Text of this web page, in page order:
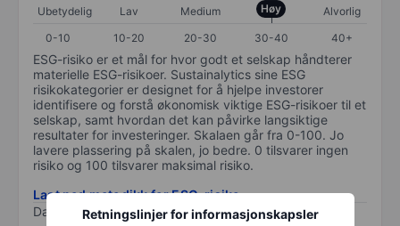
Retningslinjer for informasjonskapsler
Ubetydelig Lav Medium Høy
Alvorlig
0-10
10-20 20-30 30-40 40+
ESG-risiko er et mål for hvor godt et selskap håndterer
materielle ESG-risikoer. Sustainalytics sine ESG
risikokategorier er designet for å hjelpe investorer
identifisere og forstå økonomisk viktige ESG-risikoer til et
selskap, samt hvordan det kan påvirke langsiktige
resultater for investeringer. Skalaen går fra 0-100. Jo
lavere plassering på skalen, jo bedre. 0 tilsvarer ingen
risiko og 100 tilsvarer maksimal risiko.
Last ned metodikk for ESG-risiko
Data levert av
/